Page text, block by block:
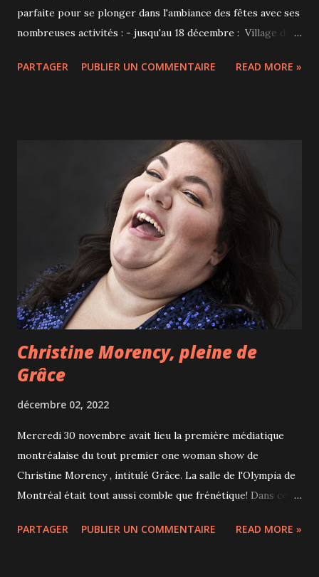
parfaite pour se plonger dans l'ambiance des fêtes avec ses
nombreuses activités : - jusqu'au 18 décembre : Village de
dimanche. Parcours avec programmation gratuite pour les
producteurs et artistes locaux. De beaux cadeaux à mettre
sous le sapin! - jusqu'au 24 décembre : le Royaume de Noël
au Complexe Desjardins avec rencontre du Père Noël pour
prendre des photos, animations et concerts gratuits. -
jusqu'au 26 décembre : le bar Miracle pour se plonger
dans l'ambiance de Noël. Il est cette année au 132 Bar
Vintage, dans Ahunstic. Décor kitsch et cocktails à thème,
musique du temps des fêt...
PARTAGER PUBLIER UN COMMENTAIRE READ MORE »
Christine Morency, pleine de
Grâce
décembre 02, 2022
Mercredi 30 novembre avait lieu la première médiatique
montréalaise du tout premier one woman show de
Christine Morency , intitulé Grâce. La salle de l'Olympia de
Montréal était tout aussi comble que frénétique! Dans ce
tas d'anecdotes personnelles avec une autodérision rare.
PARTAGER PUBLIER UN COMMENTAIRE READ MORE »